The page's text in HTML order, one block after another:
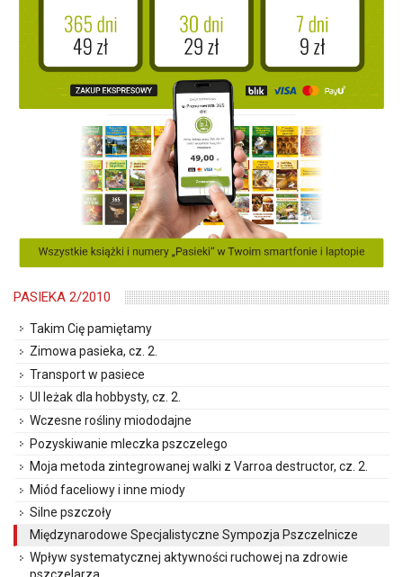
PASIEKA 2/2010
Takim Cię pamiętamy
Zimowa pasieka, cz. 2.
Transport w pasiece
Ul leżak dla hobbysty, cz. 2.
Wczesne rośliny miododajne
Pozyskiwanie mleczka pszczelego
Moja metoda zintegrowanej walki z Varroa destructor, cz. 2.
Miód faceliowy i inne miody
Silne pszczoły
Międzynarodowe Specjalistyczne Sympozja Pszczelnicze
Wpływ systematycznej aktywności ruchowej na zdrowie